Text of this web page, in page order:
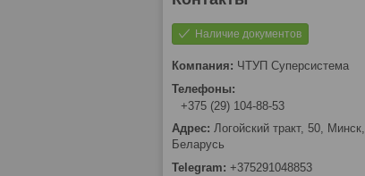
Наличие документов
ЧТУП Суперсистема
+375 (29) 104-88-53
Логойский тракт, 50, Минск,
Беларусь
+375291048853